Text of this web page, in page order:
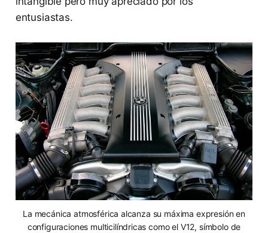
entusiastas.
La mecánica atmosférica alcanza su máxima expresión en
configuraciones multicilíndricas como el V12, símbolo de